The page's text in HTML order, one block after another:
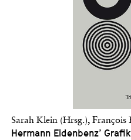
Sarah Klein (Hrsg.),
Hermann Eidenbenz’